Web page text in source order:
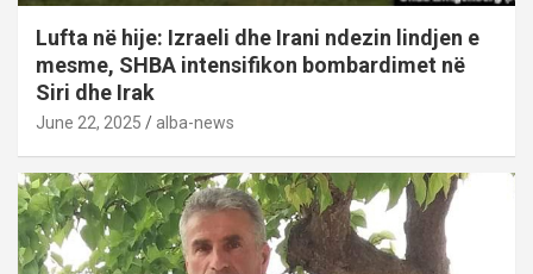
Lufta në hije: Izraeli dhe Irani ndezin lindjen e
mesme, SHBA intensifikon bombardimet në
Siri dhe Irak
June 22, 2025 alba-news